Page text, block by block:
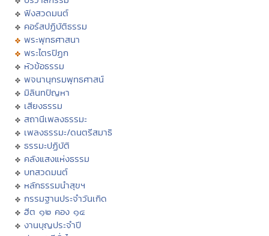
ฟังสวดมนต์
คอร์สปฏิบัติธรรม
พระพุทธศาสนา
พระไตรปิฏก
หัวข้อธรรม
พจนานุกรมพุทธศาสน์
มิลินทปัญหา
เสียงธรรม
สถานีเพลงธรรมะ
เพลงธรรมะ/ดนตรีสมาธิ
ธรรมะปฏิบัติ
คลังแสงแห่งธรรม
บทสวดมนต์
หลักธรรมนำสุขฯ
กรรมฐานประจำวันเกิด
ฮีต ๑๒ คอง ๑๔
งานบุญประจำปี